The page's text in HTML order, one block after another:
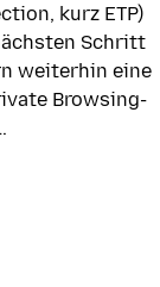
kurz ETP)
Schritt
weiterhin eine
Browsing-